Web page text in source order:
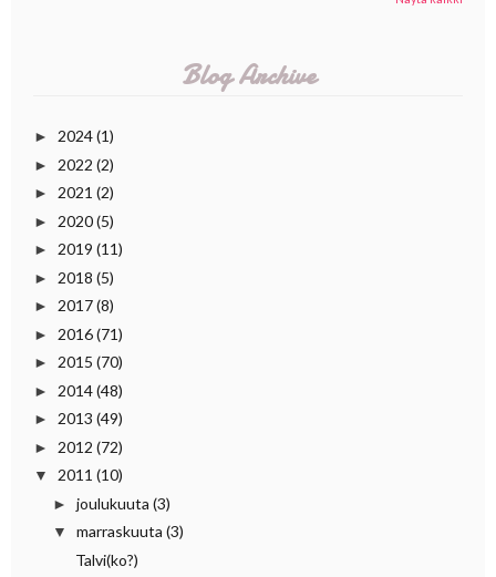
Blog Archive
► 2024(1)
► 2022 (2)
► 2021 (2)
► 2020(5)
► 2019 (11)
► 2018 (5)
► 2017(8)
► 2016(71)
► 2015 (70)
► 2014(48)
► 2013 (49)
► 2012 (72)
▼ 2011 (10)
► joulukuuta (3)
▼ marraskuuta (3)
Talvi(ko?)